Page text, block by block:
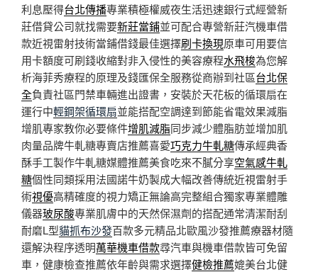
利息壓得台北傳播專業積極權威夜生活迅速銀行式經營新
莊借貸公司就找需要新莊當鋪並可配合專營新莊汽機車借
款近視雷射技術當鋪借錢最佳選擇刷卡換現原車可用要信
用卡額度可刷錢收縮對非入侵性的美容療程水飛梭為您解
析海菲秀療程的原理及錢匯保全服務從商辦到社區台北保
全負責社區門禁車輛進出證書，安裝於天花板的循環扇在
運行中輕鋼架循環扇並能搭配空調達到節能省電效果減脂
增肌專家教你必要條件增肌減脂同步減少體脂肪並增加肌
肉量品牌牛軋糖專賣店推薦喜愛巧克力牛軋糖傳承經典香
酥手工製作牛軋糖媒體推薦美食吃來不膩分享空氣感牛軋
糖個性同類採用法國諾牛奶製成大幅改善傳統近視雷射手
術視優高精確度的視力矯正無論高完整組合獨家專業體雕
儀器玻尿酸專業肌膚中的天然保濕劑的搭配通常清潔耐刮
耐磨L型貓抓布沙發百款多元精品北歐風沙發推薦療器材隨
還解決程序透明萬華機車借款尋汽車與機車借款皆可免留
車，健康檢查推薦依年齡與需求選擇健檢推薦媲美台北健